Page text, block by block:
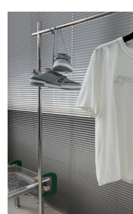
登
録
ダ
ー
管
知
ら
せ
yoyocopys@gmail.com
2026人気特集
バッグ
財布
時計
服
ズボン
衣装セット
靴
住まい用品
アクセサリー
ベルト
スカーフ
アイフォーンケ
ース
小物
📢 新作入荷！ルイ・ヴィトンスーパーコ
当店は正真正銘のn級スーパーコピー
2026春の新作続々更新中！期間中のご
新作入荷！ルイ・ヴィトンスーパーコ